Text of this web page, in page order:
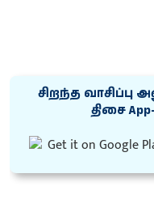
சிறந்த வாசிப்பு
திசை